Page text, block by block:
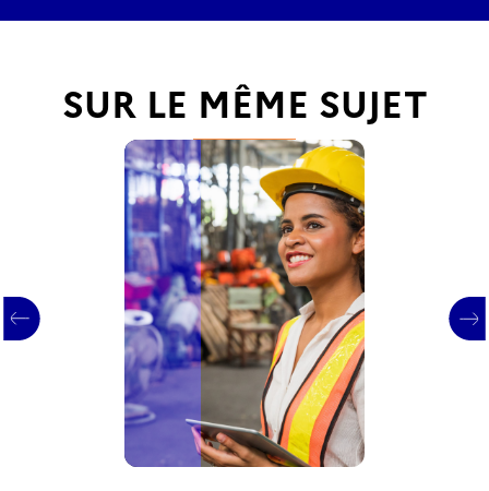
SUR LE MÊME SUJET